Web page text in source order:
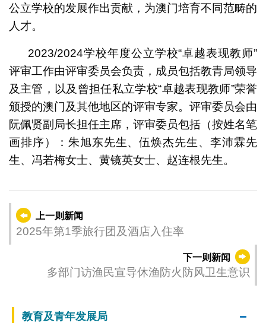
公立学校的发展作出贡献，为澳门培育不同范畴的
人才。
2023/2024学校年度公立学校“卓越表现教师”
评审工作由评审委员会负责，成员包括教青局领导
及主管，以及曾担任私立学校“卓越表现教师”荣誉
颁授的澳门及其他地区的评审专家。评审委员会由
阮佩贤副局长担任主席，评审委员包括（按姓名笔
画排序）：朱旭东先生、伍焕杰先生、李沛霖先
生、冯若梅女士、黄镜英女士、赵连根先生。
上一则新闻
2025年第1季旅行团及酒店入住率
下一则新闻
多部门访渔民宣导休渔防火防风卫生意识
教育及青年发展局